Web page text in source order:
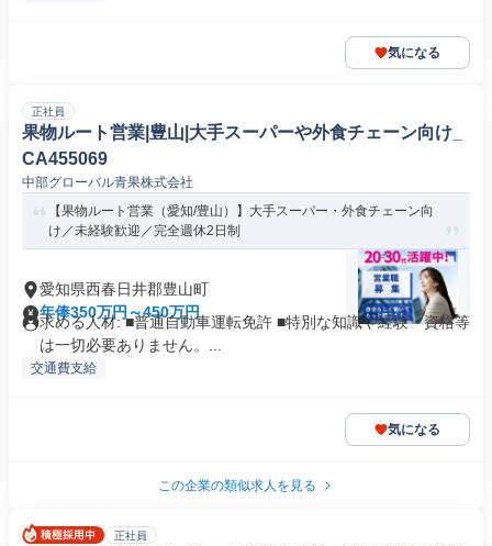
気になる
正社員
果物ルート営業|豊山|大手スーパーや外食チェーン向け_
CA455069
中部グローバル青果株式会社
【果物ルート営業（愛知/豊山）】大手スーパー・外食チェーン向
け／未経験歓迎／完全週休2日制
愛知県西春日井郡豊山町
年俸350万円～450万円
求める人材: ■普通自動車運転免許 ■特別な知識や経験・資格等
は一切必要ありません。...
交通費支給
気になる
この企業の類似求人を見る
正社員